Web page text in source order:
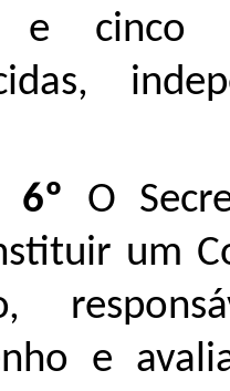
e cinco
6º O
um
e